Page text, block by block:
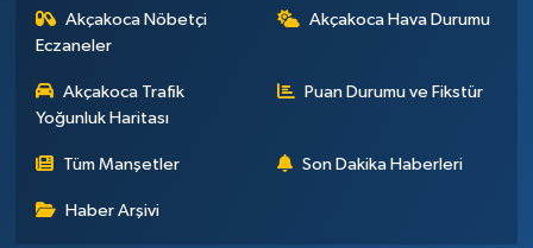
Akçakoca Nöbetçi
Eczaneler
Akçakoca Hava Durumu
Akçakoca Trafik
Yoğunluk Haritası
Puan Durumu ve Fikstür
Tüm Manşetler Son Dakika Haberleri
Haber Arşivi